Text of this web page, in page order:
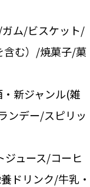
ム/ビスケット/
含む）/焼菓子/菓
新ジャンル(雑
ンデー/スピリッ
ュース/コーヒ
ドリンク/牛乳・